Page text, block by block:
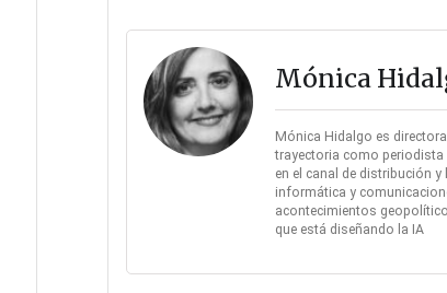
Mónica
Mónica Hidalgo es
trayectoria como periodista
en el canal de distribución
informática y
acontecimientos
que está diseñando la IA